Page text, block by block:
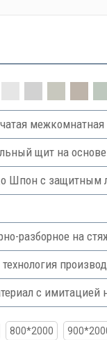
щит на
Шпон с защитным
разборное на
с имитацией
800*2000